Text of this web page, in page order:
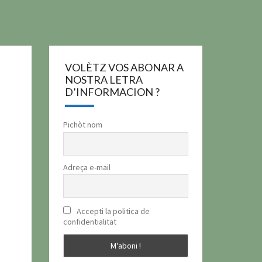
VOLÈTZ VOS ABONAR A
NOSTRA LETRA
D’INFORMACION ?
Pichòt nom
Adreça e-mail
Accepti la politica de
confidentialitat